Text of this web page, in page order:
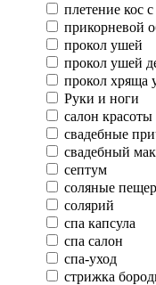
плетение кос
прикорневой
прокол ушей
прокол ушей
прокол хряща
Руки и ноги
салон
свадебные
свадебный
септум
соляные
солярий
спа капсула
спа салон
спа-уход
стрижка